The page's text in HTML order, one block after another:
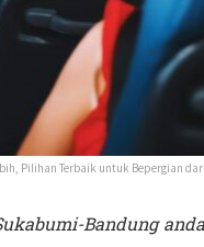
Pilihan Terbaik untuk Bepergian
Bandung